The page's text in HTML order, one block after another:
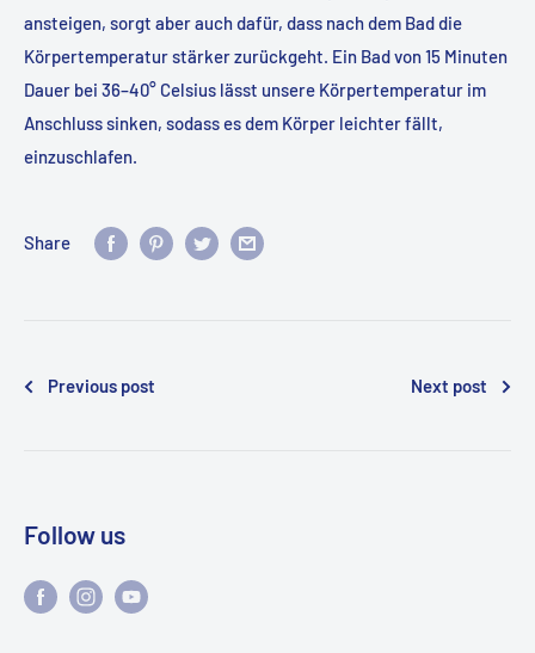
ansteigen, sorgt aber auch dafür, dass nach dem Bad die
Körpertemperatur stärker zurückgeht. Ein Bad von 15 Minuten
Dauer bei 36–40° Celsius lässt unsere Körpertemperatur im
Anschluss sinken, sodass es dem Körper leichter fällt,
einzuschlafen.
Share
Previous post Next post
Follow us